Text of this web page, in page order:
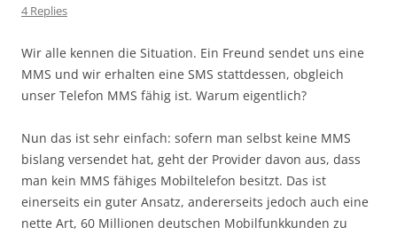
4 Replies
Wir alle kennen die Situation. Ein Freund sendet uns eine
MMS und wir erhalten eine SMS stattdessen, obgleich
unser Telefon MMS fähig ist. Warum eigentlich?
Nun das ist sehr einfach: sofern man selbst keine MMS
bislang versendet hat, geht der Provider davon aus, dass
man kein MMS fähiges Mobiltelefon besitzt. Das ist
einerseits ein guter Ansatz, andererseits jedoch auch eine
nette Art, 60 Millionen deutschen Mobilfunkkunden zu